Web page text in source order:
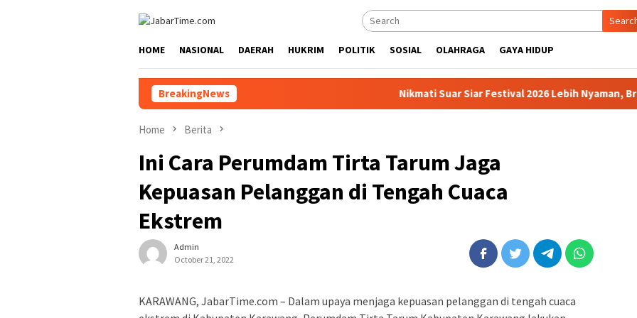
HOME NASIONAL DAERAH HUKRIM POLITIK SOSIAL OLAHRAGA GAYA HIDUP
BreakingNews Nikmati Suar Siar Festival 2026 Lebih Nyaman, Brits
Home Berita
Ini Cara Perumdam Tirta Tarum Jaga
Kepuasan Pelanggan di Tengah Cuaca
Ekstrem
Admin
October 21, 2022
KARAWANG, JabarTime.com – Dalam upaya menjaga kepuasan pelanggan di tengah cuaca